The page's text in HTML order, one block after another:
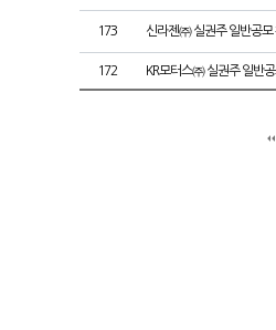
173 신라젠㈜ 실권주 일반공모
172 KR모터스㈜ 실권주 일반